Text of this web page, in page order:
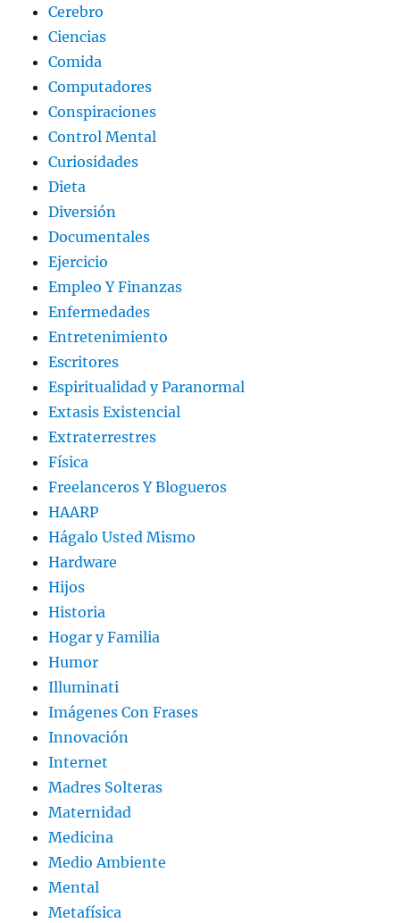
Cerebro
Ciencias
Comida
Computadores
Conspiraciones
Control Mental
Curiosidades
Dieta
Diversión
Documentales
Ejercicio
Empleo Y Finanzas
Enfermedades
Entretenimiento
Escritores
Espiritualidad y Paranormal
Extasis Existencial
Extraterrestres
Física
Freelanceros Y Blogueros
HAARP
Hágalo Usted Mismo
Hardware
Hijos
Historia
Hogar y Familia
Humor
Illuminati
Imágenes Con Frases
Innovación
Internet
Madres Solteras
Maternidad
Medicina
Medio Ambiente
Mental
Metafísica